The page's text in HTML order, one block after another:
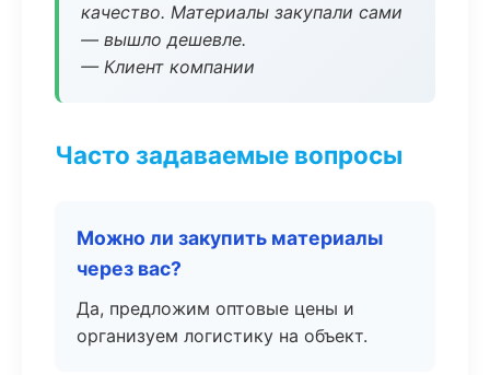
качество. Материалы закупали сами
— вышло дешевле.
— Клиент компании
Часто задаваемые вопросы
Можно ли закупить материалы
через вас?
Да, предложим оптовые цены и
организуем логистику на объект.